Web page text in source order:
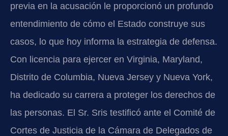
previa en la acusación le proporcionó un profundo
entendimiento de cómo el Estado construye sus
casos, lo que hoy informa la estrategia de defensa.
Con licencia para ejercer en Virginia, Maryland,
Distrito de Columbia, Nueva Jersey y Nueva York,
ha dedicado su carrera a proteger los derechos de
las personas. El Sr. Sris testificó ante el Comité de
Cortes de Justicia de la Cámara de Delegados de